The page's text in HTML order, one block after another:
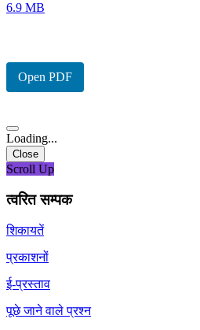
6.9 MB
Open PDF
Loading...
Close
Scroll Up
त्वरित सम्पक
शिकायतें
प्रकाशनों
ई-प्रस्ताव
पूछे जाने वाले प्रश्न